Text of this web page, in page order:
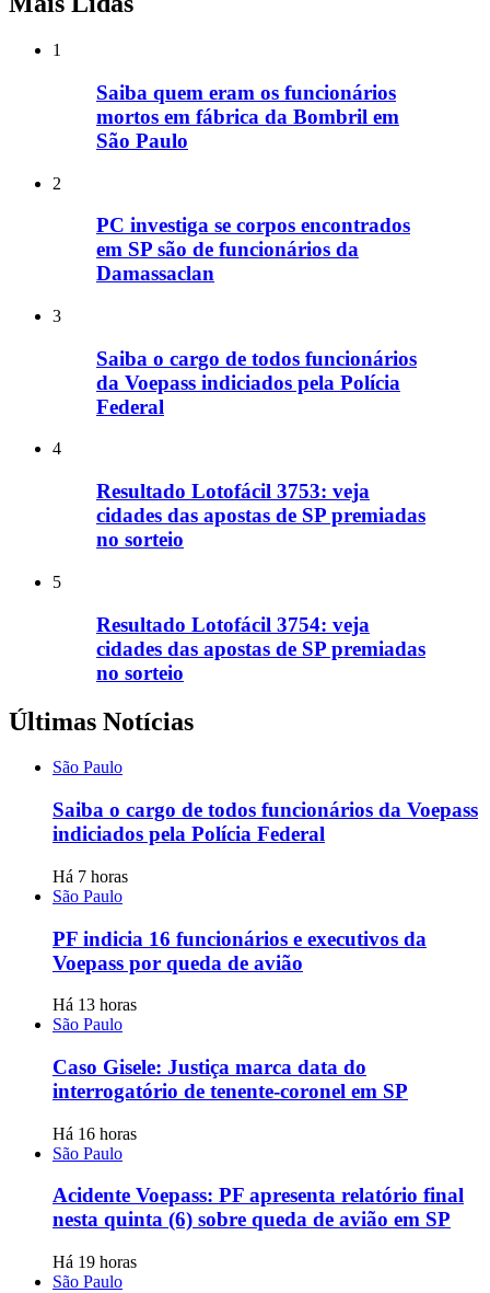
1
Saiba quem eram os funcionários
mortos em fábrica da Bombril em
São Paulo
2
PC investiga se corpos encontrados
em SP são de funcionários da
Damassaclan
3
Saiba o cargo de todos funcionários
da Voepass indiciados pela Polícia
Federal
4
Resultado Lotofácil 3753: veja
cidades das apostas de SP premiadas
no sorteio
5
Resultado Lotofácil 3754: veja
cidades das apostas de SP premiadas
no sorteio
Últimas Notícias
São Paulo
Saiba o cargo de todos funcionários da Voepass
indiciados pela Polícia Federal
Há 7 horas
São Paulo
PF indicia 16 funcionários e executivos da
Voepass por queda de avião
Há 13 horas
São Paulo
Caso Gisele: Justiça marca data do
interrogatório de tenente-coronel em SP
Há 16 horas
São Paulo
Acidente Voepass: PF apresenta relatório final
nesta quinta (6) sobre queda de avião em SP
Há 19 horas
São Paulo